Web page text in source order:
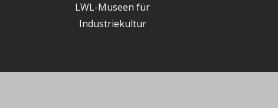
LWL-Museen für
Industriekultur